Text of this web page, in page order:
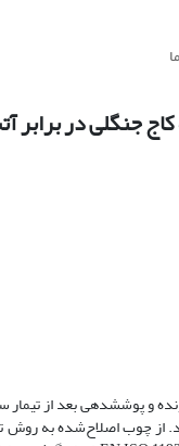
جنگلی در برابر
پوشش­دهی بعد از تیمار